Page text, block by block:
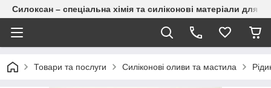
Силоксан – спеціальна хімія та силіконові матеріали для
Товари та послуги Силіконові оливи та мастила